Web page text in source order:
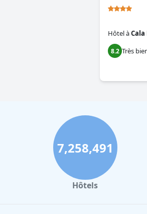
HôtelàCala
8.2 Très
7,258,491
Hôtels